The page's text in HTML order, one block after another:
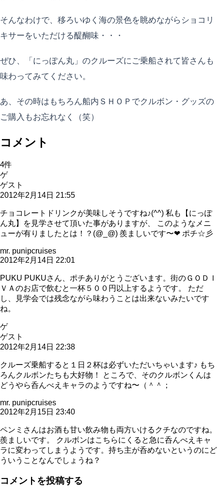
そんなわけで、移ろいゆく海の景色を眺めながらショコリ
キサーをいただける醍醐味・・・
ぜひ、「にっぽん丸」のクルーズにご乗船されて皆さんも
味わってみてください。
あ、その時はもちろん船内ＳＨＯＰでクルボン・グッズの
ご購入もお忘れなく（笑）
コメント
4件
ゲ
ゲスト
2012年2月14日 21:55
チョコレートドリンクが美味しそうですね♪(^^) 私も【にっぽ
ん丸】を見学させて頂いた事がありますが、 このようなメニ
ューが有りましたとは！？(@_@) 羨ましいです〜❤ ポチ☆彡
mr. punipcruises
2012年2月14日 22:01
PUKU PUKUさん、ポチありがとうございます。街のＧＯＤＩ
ＶＡのお店で飲むと一杯５００円以上するようです。 ただ
し、見学会では残念ながら味わうことは出来ないみたいです
ね。
ゲ
ゲスト
2012年2月14日 22:38
クルーズ乗船すると１日２杯は必ずいただいちゃいます♪ もち
ろんクルボンたちも大好物！ ところで、そのクルボンくんは
どうやら呑んべえキャラのようですね〜（＾＾；
mr. punipcruises
2012年2月15日 23:40
ペンミさんはお酒も甘い飲み物も両方いけるクチなのですね。
羨ましいです。 クルボンはこちらにくると急に呑んべえキャ
ラに変わってしまうようです。持ち主が呑めないというのにど
ういうことなんでしょうね？
コメントを投稿する